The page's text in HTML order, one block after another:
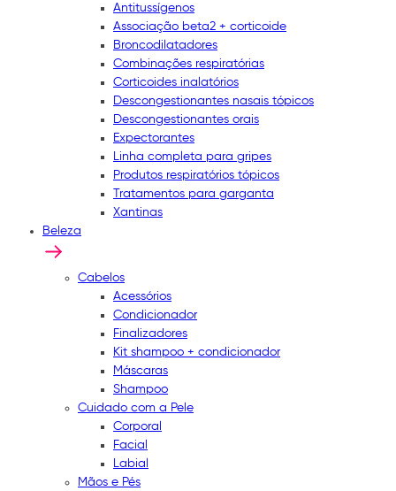
Antitussígenos
Associação beta2 + corticoide
Broncodilatadores
Combinações respiratórias
Corticoides inalatórios
Descongestionantes nasais tópicos
Descongestionantes orais
Expectorantes
Linha completa para gripes
Produtos respiratórios tópicos
Tratamentos para garganta
Xantinas
Beleza
Cabelos
Acessórios
Condicionador
Finalizadores
Kit shampoo + condicionador
Máscaras
Shampoo
Cuidado com a Pele
Corporal
Facial
Labial
Mãos e Pés